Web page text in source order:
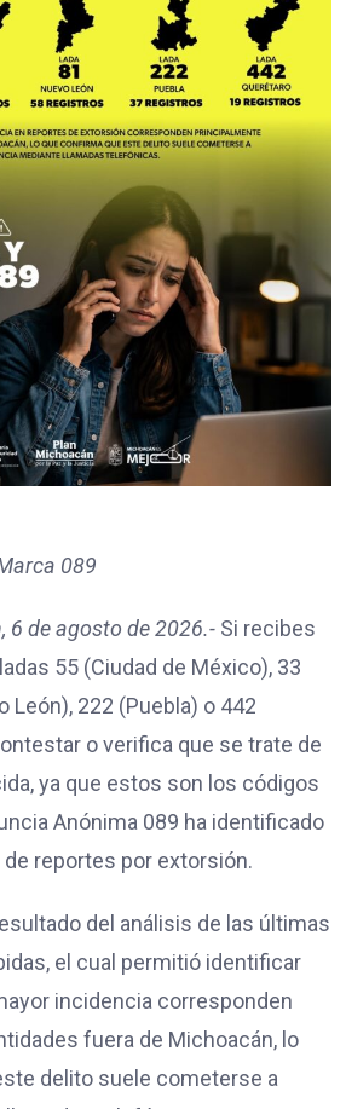
089
6 de agosto de 2026.- Si recibes
55 (Ciudad de México), 33
León), 222 (Puebla) o 442
o verifica que se trate de
ya que estos son los códigos
Anónima 089 ha identificado
reportes por extorsión.
del análisis de las últimas
el cual permitió identificar
incidencia corresponden
fuera de Michoacán, lo
delito suele cometerse a